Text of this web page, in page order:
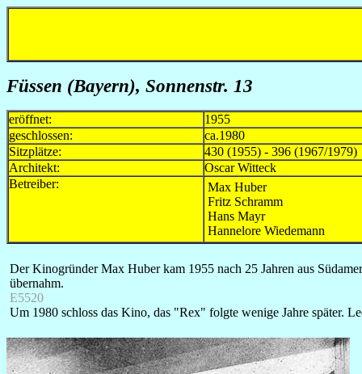
Füssen (Bayern), Sonnenstr. 13
eröffnet:
1955
geschlossen:
ca.1980
Sitzplätze:
430 (1955) - 396 (1967/1979)
Architekt:
Oscar Witteck
Betreiber:
Max Huber
Fritz Schramm
Hans Mayr
Hannelore Wiedemann
Der Kinogründer Max Huber kam 1955 nach 25 Jahren aus
übernahm.
E5520
Um 1980 schloss das Kino, das "Rex" folgte wenige Jahre später.